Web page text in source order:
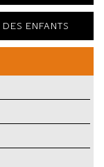
ENFANTS